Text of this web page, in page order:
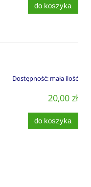
do koszyka
Dostępność: mała ilość
20,00 zł
do koszyka